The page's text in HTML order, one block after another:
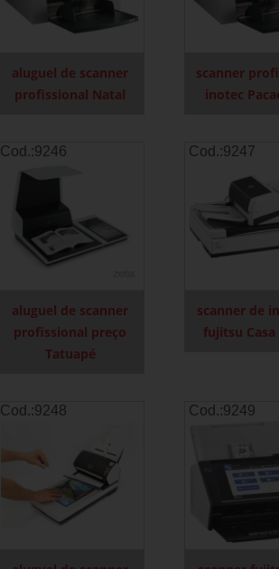
aluguel de scanner
profissional Natal
scanner
inotec
Cod.:9246
aluguel de scanner
profissional preço
Tatuapé
Cod.:9247
scanner de
fujitsu Casa
Cod.:9248 Cod.:9249